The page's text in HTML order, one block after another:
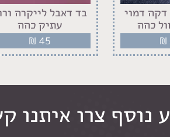
דקה דמוי
כהה
₪
בד דאבל לייקרה
עתיק כהה
₪ 45
נוסף צרו איתנו